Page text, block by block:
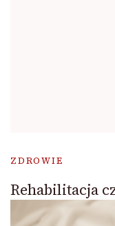
ZDROWIE
Rehabilitacja